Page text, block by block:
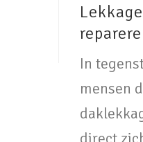
In
mensen
direct